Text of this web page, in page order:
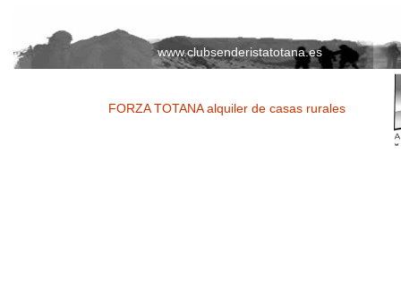
www.clubsenderistatotana.es
FORZA TOTANA alquiler de casas rurales